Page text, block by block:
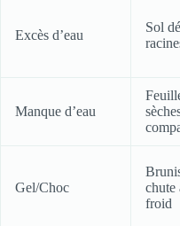
Excès d’eau
Sol
Manque d’eau
Gel/Choc
chute
froid